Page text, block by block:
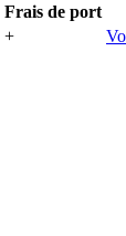
Frais de port
+